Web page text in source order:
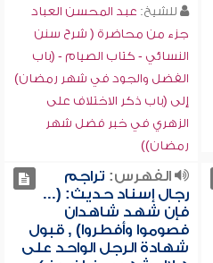
للشيخ: عبد المحسن العباد
جزء من محاضرة ( شرح سنن
النسائي - كتاب الصيام - (باب
الفضل والجود في شهر رمضان)
إلى (باب ذكر الاختلاف على
الزهري في خبر فضل شهر
رمضان))
الفهرس: تراجم
رجال إسناد حديث: (...
فإن شهد شاهدان
فصوموا وأفطروا) , قبول
شهادة الرجل الواحد على